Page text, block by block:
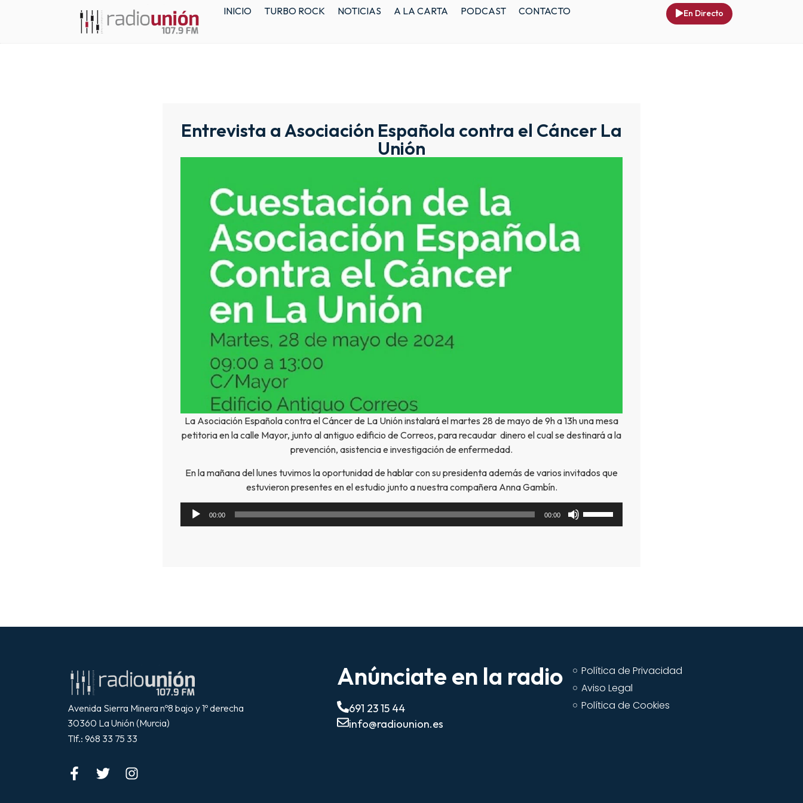
INICIO TURBO ROCK NOTICIAS A LA CARTA PODCAST CONTACTO En Directo
Entrevista a Asociación Española contra el Cáncer La
Unión
La Asociación Española contra el Cáncer de La Unión instalará el martes 28 de mayo de 9h a 13h una mesa
petitoria en la calle Mayor, junto al antiguo edificio de Correos, para recaudar dinero el cual se destinará a la
prevención, asistencia e investigación de enfermedad.
En la mañana del lunes tuvimos la oportunidad de hablar con su presidenta además de varios invitados que
estuvieron presentes en el estudio junto a nuestra compañera Anna Gambín.
Reproductor
de
00:00 00:00
volumen.
Avenida Sierra Minera nº8 bajo y 1º derecha
30360 La Unión (Murcia)
Tlf.: 968 33 75 33
Anúnciate en la radio
691 23 15 44
info@radiounion.es
Política de Privacidad
Aviso Legal
Política de Cookies